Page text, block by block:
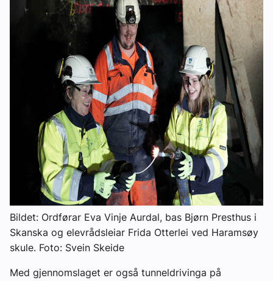
Bildet: Ordførar Eva Vinje Aurdal, bas Bjørn Presthus i
Skanska og elevrådsleiar Frida Otterlei ved Haramsøy
skule. Foto: Svein Skeide
Med gjennomslaget er også tunneldrivinga på